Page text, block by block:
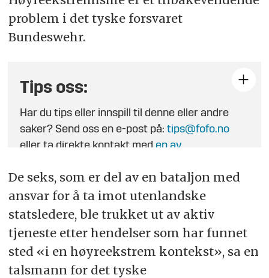
problem i det tyske forsvaret
Bundeswehr.
Tips oss:
Har du tips eller innspill til denne eller andre
saker? Send oss en e-post på:tips@fofo.no
eller ta direkte kontakt med en av
De seks, som er del av en bataljon med
ansvar for å ta imot utenlandske
statsledere, ble trukket ut av aktiv
tjeneste etter hendelser som har funnet
sted «i en høyreekstrem kontekst», sa en
talsmann for det tyske